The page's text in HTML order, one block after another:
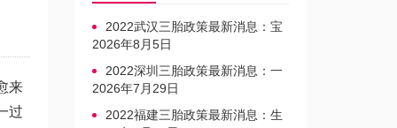
来
过
2022武汉三胎政策最新消息：宝
宝上户口不再罚款
2026年8月5日
2022深圳三胎政策最新消息：一
文读懂上户口是否罚款
2026年7月29日
2022福建三胎政策最新消息：生